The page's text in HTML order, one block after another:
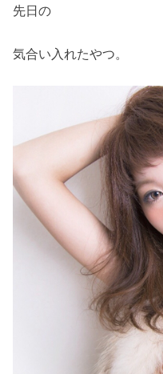
先日の
気合い入れたやつ。